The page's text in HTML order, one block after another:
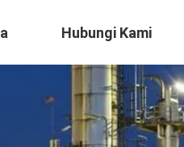
Hubungi Kami